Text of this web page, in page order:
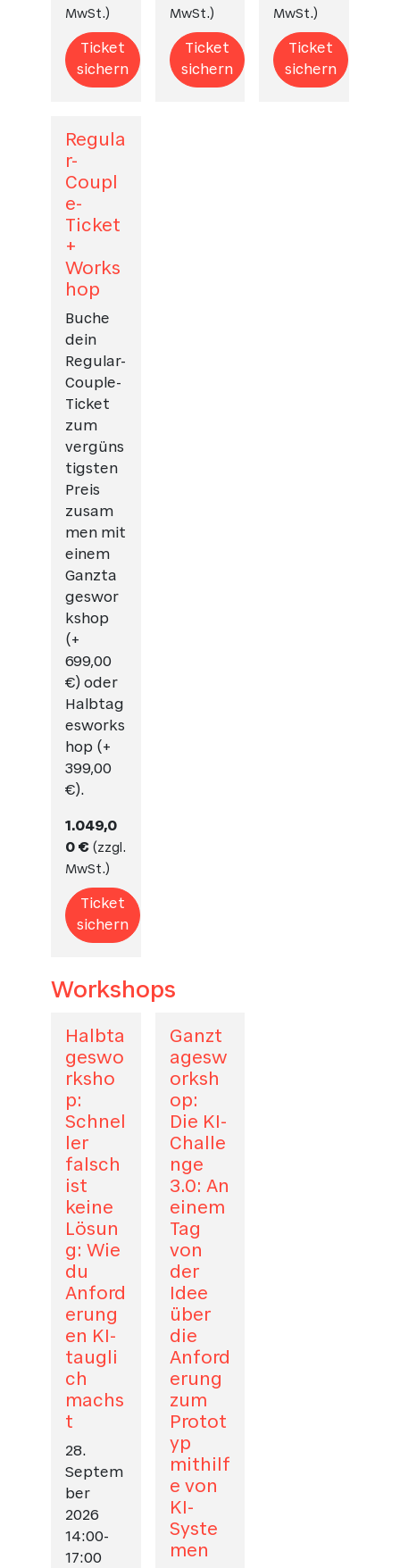
MwSt.)
Ticket
sichern
MwSt.)
Ticket
sichern
MwSt.)
Ticket
sichern
Regula
r-
Coupl
e-
Ticket
+
Works
hop
Buche
dein
Regular-
Couple-
Ticket
zum
vergüns
tigsten
Preis
zusam
men mit
einem
Ganzta
geswor
kshop
(+
699,00
€) oder
Halbtag
esworks
hop (+
399,00
€).
1.049,0
0 € (zzgl.
MwSt.)
Ticket
sichern
Workshops
Halbta
geswo
rksho
p:
Schnel
ler
falsch
ist
keine
Lösun
g: Wie
du
Anford
erung
en KI-
taugli
ch
machs
t
28.
Septem
ber
2026
14:00-
17:00
Ganzt
agesw
orksh
op:
Die KI-
Challe
nge
3.0: An
einem
Tag
von
der
Idee
über
die
Anford
erung
zum
Protot
yp
mithilf
e von
KI-
Syste
men